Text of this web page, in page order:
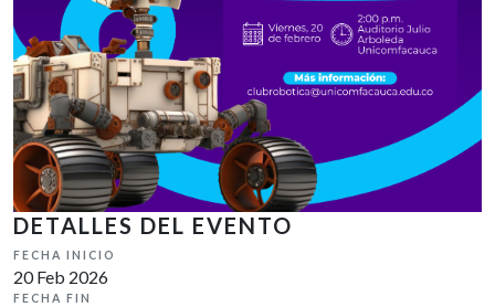
DETALLES DEL EVENTO
FECHA INICIO
20 Feb 2026
FECHA FIN